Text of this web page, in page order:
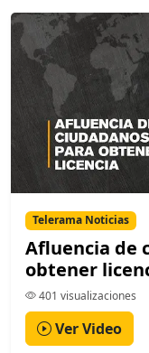
Telerama Noticias
Afluencia de
obtener
401 visualizaciones
Ver Video